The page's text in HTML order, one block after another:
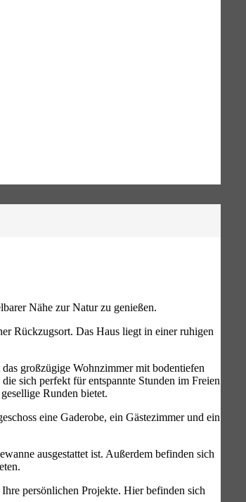
Nähe zur Natur zu genießen.
Rückzugsort. Das Haus liegt in einer ruhigen
großzügige Wohnzimmer mit bodentiefen
sich perfekt für entspannte Stunden im Freien
Runden bietet.
eine Gaderobe, ein Gästezimmer und ein
ausgestattet ist. Außerdem befinden sich
persönlichen Projekte. Hier befinden sich